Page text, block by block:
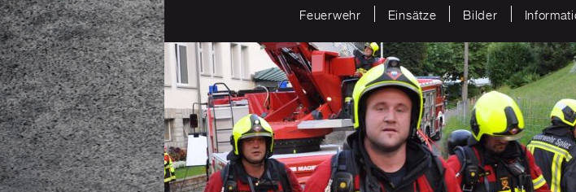
Feuerwehr Einsätze Bilder